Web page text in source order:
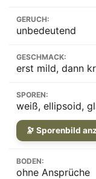
GERUCH:
unbedeutend
GESCHMACK:
erst mild, dann
SPOREN:
weiß, ellipsoid,
🔭 Sporenbild
BODEN:
ohne Ansprüche